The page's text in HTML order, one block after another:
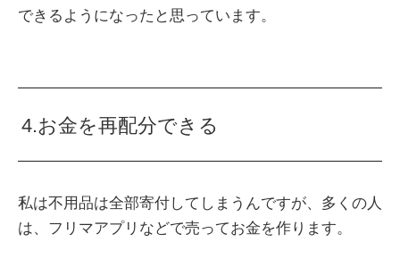
できるようになったと思っています。
4.お金を再配分できる
私は不用品は全部寄付してしまうんですが、多くの人
は、フリマアプリなどで売ってお金を作ります。